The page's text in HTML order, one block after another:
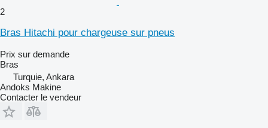
2
Bras Hitachi pour chargeuse sur pneus
Prix sur demande
Bras
Turquie, Ankara
Andoks Makine
Contacter le vendeur